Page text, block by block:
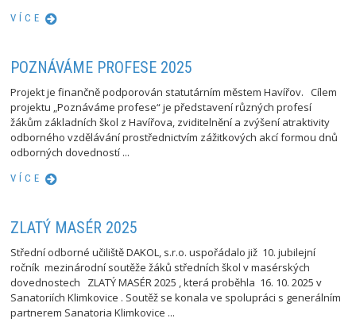
VÍCE
POZNÁVÁME PROFESE 2025
Projekt je finančně podporován statutárním městem Havířov. Cílem
projektu „Poznáváme profese“ je představení různých profesí
žákům základních škol z Havířova, zviditelnění a zvýšení atraktivity
odborného vzdělávání prostřednictvím zážitkových akcí formou dnů
odborných dovedností ...
VÍCE
ZLATÝ MASÉR 2025
Střední odborné učiliště DAKOL, s.r.o. uspořádalo již 10. jubilejní
ročník mezinárodní soutěže žáků středních škol v masérských
dovednostech ZLATÝ MASÉR 2025 , která proběhla 16. 10. 2025 v
Sanatoriích Klimkovice . Soutěž se konala ve spolupráci s generálním
partnerem Sanatoria Klimkovice ...